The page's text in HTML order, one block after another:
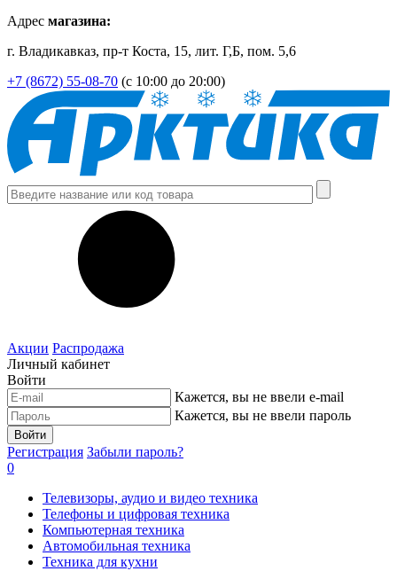
Адрес магазина:
г. Владикавказ, пр-т Коста, 15, лит. Г,Б, пом. 5,6
+7 (8672) 55-08-70 (с 10:00 до 20:00)
Акции Распродажа
Личный кабинет
Войти
Кажется, вы не ввели e-mail
Кажется, вы не ввели пароль
Войти
Регистрация Забыли пароль?
0
Телевизоры, аудио и видео техника
Телефоны и цифровая техника
Компьютерная техника
Автомобильная техника
Техника для кухни